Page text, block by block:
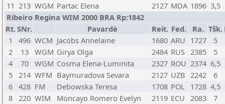
11 213 WGM Partac Elena 2127 MDA 1896 3,5
Ribeiro Regina WIM 2000 BRA Rp:1842
Rt.SNr. Pavardė Reit. Fed. Ra. Tšk.
1
496 WCM Jacobs Annelaine 1680 ARU 1727
5
2
13 WGM Girya Olga 2484 RUS 2385
5
4
70 WGM Cosma Elena-Luminita 2327 ROU 2374 6,5
5
214 WFM Baymuradova Sevara 2127 UZB 2242
6
6
428 FM Debowska Teresa 1708 POL 1728 4,5
8
220 WIM Moncayo Romero Evelyn 2119 ECU 2083
7